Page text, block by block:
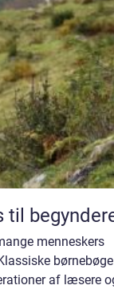
til
menneskers
af læsere